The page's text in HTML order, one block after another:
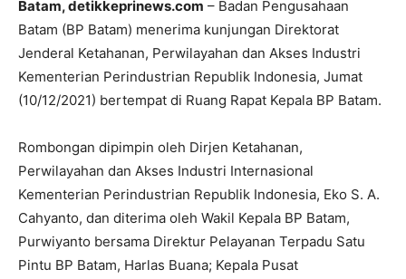
Batam, detikkeprinews.com – Badan Pengusahaan
Batam (BP Batam) menerima kunjungan Direktorat
Jenderal Ketahanan, Perwilayahan dan Akses Industri
Kementerian Perindustrian Republik Indonesia, Jumat
(10/12/2021) bertempat di Ruang Rapat Kepala BP Batam.
Rombongan dipimpin oleh Dirjen Ketahanan,
Perwilayahan dan Akses Industri Internasional
Kementerian Perindustrian Republik Indonesia, Eko S. A.
Cahyanto, dan diterima oleh Wakil Kepala BP Batam,
Purwiyanto bersama Direktur Pelayanan Terpadu Satu
Pintu BP Batam, Harlas Buana; Kepala Pusat